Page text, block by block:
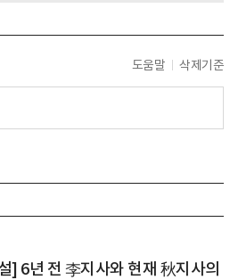
도움말 삭제기준
] 6년 전 李지사와 현재 秋지사의